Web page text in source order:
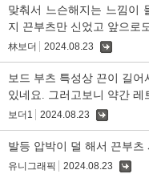
맞춰서 느슨해지는 느낌이
지 끈부츠만 신었고 앞으로
林보더 2024.08.23
보드 부츠 특성상 끈이 길
있네요. 그러고보니 약간 레
보더1 2024.08.23
발등 압박이 덜 해서 끈부츠
유니그래픽 2024.08.23